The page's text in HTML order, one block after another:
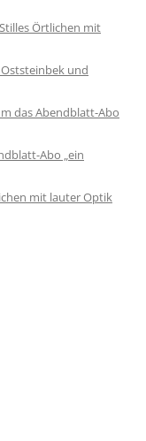
Örtlichen mit
und
das Abendblatt-Abo
Abo „ein
mit lauter Optik